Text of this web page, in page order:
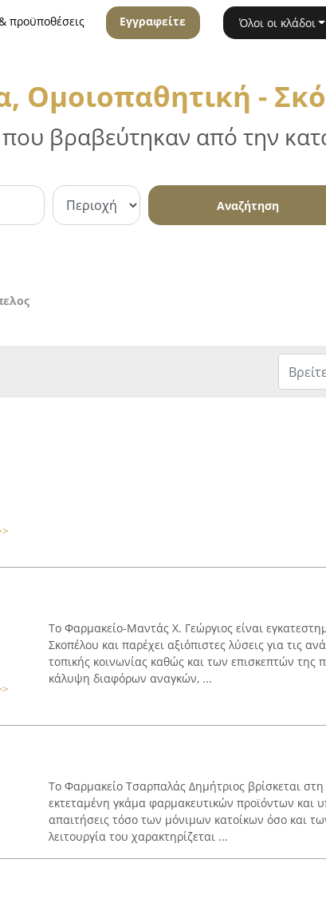
προϋποθέσεις Εγγραφείτε Όλοι οι κλάδοι
Ομοιοπαθητική -
βραβεύτηκαν από την
Αναζήτηση
Το Φαρμακείο-Μαντάς Χ. Γεώργιος είναι
Σκοπέλου και παρέχει αξιόπιστες λύσεις για τις
τοπικής κοινωνίας καθώς και των επισκεπτών της
κάλυψη διαφόρων αναγκών, ...
Το Φαρμακείο Τσαρπαλάς Δημήτριος βρίσκεται στη
εκτεταμένη γκάμα φαρμακευτικών προϊόντων και
απαιτήσεις τόσο των μόνιμων κατοίκων όσο και
λειτουργία του χαρακτηρίζεται ...